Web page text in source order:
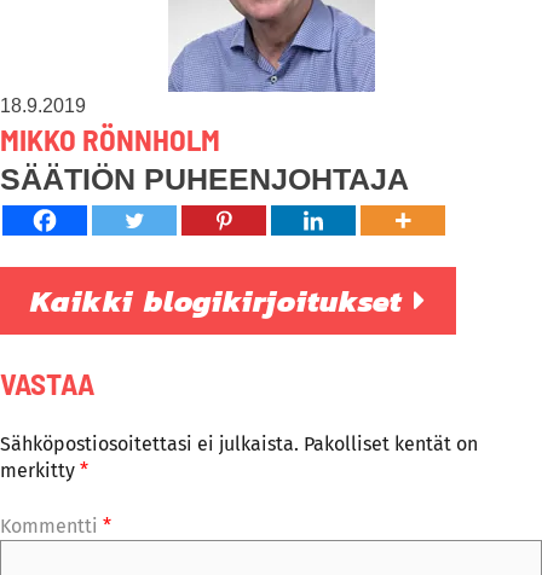
18.9.2019
MIKKO RÖNNHOLM
SÄÄTIÖN PUHEENJOHTAJA
Kaikki blogikirjoitukset
VASTAA
Sähköpostiosoitettasi ei julkaista. Pakolliset kentät on
merkitty *
Kommentti *